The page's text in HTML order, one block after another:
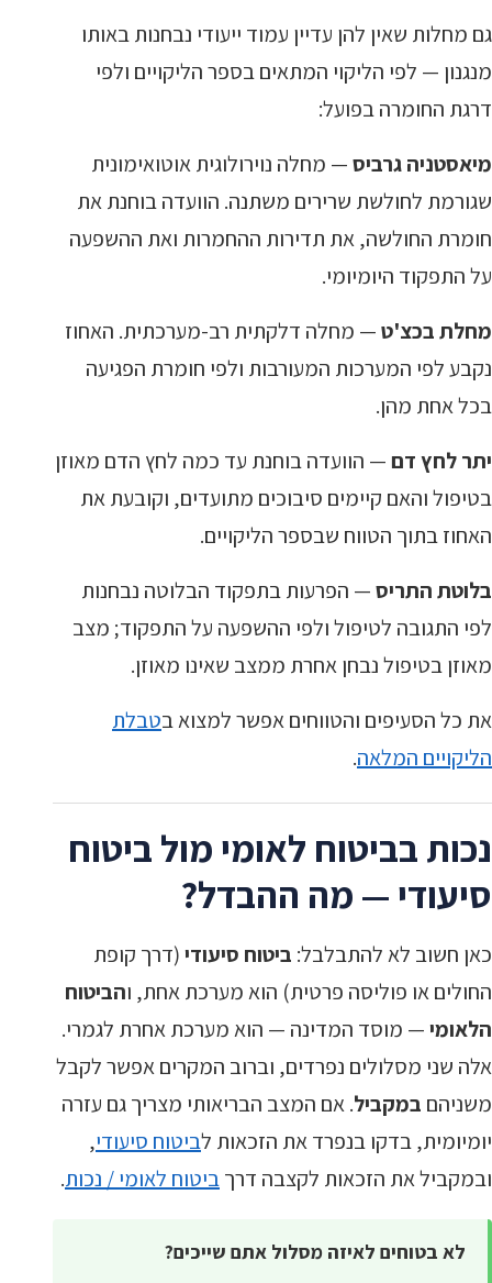
גם מחלות שאין להן עדיין עמוד ייעודי נבחנות באותו
מנגנון — לפי הליקוי המתאים בספר הליקויים ולפי
דרגת החומרה בפועל:
מיאסטניה גרביס— מחלה נוירולוגית אוטואימונית
שגורמת לחולשת שרירים משתנה. הוועדה בוחנת את
חומרת החולשה, את תדירות ההחמרות ואת ההשפעה
על התפקוד היומיומי.
מחלת בכצ'ט— מחלה דלקתית רב-מערכתית. האחוז
נקבע לפי המערכות המעורבות ולפי חומרת הפגיעה
בכל אחת מהן.
יתר לחץ דם— הוועדה בוחנת עד כמה לחץ הדם מאוזן
בטיפול והאם קיימים סיבוכים מתועדים, וקובעת את
האחוז בתוך הטווח שבספר הליקויים.
בלוטת התריס— הפרעות בתפקוד הבלוטה נבחנות
לפי התגובה לטיפול ולפי ההשפעה על התפקוד; מצב
מאוזן בטיפול נבחן אחרת ממצב שאינו מאוזן.
את כל הסעיפים והטווחים אפשר למצוא בטבלת
הליקויים המלאה.
נכות בביטוח לאומי מול ביטוח
סיעודי — מה ההבדל?
כאן חשוב לא להתבלבל: ביטוח סיעודי(דרך קופת
החולים או פוליסה פרטית) הוא מערכת אחת, והביטוח
הלאומי— מוסד המדינה — הוא מערכת אחרת לגמרי.
אלה שני מסלולים נפרדים, וברוב המקרים אפשר לקבל
משניהם במקביל. אם המצב הבריאותי מצריך גם עזרה
יומיומית, בדקו בנפרד את הזכאות לביטוח סיעודי,
ובמקביל את הזכאות לקצבה דרךביטוח לאומי / נכות.
לא בטוחים לאיזה מסלול אתם שייכים?